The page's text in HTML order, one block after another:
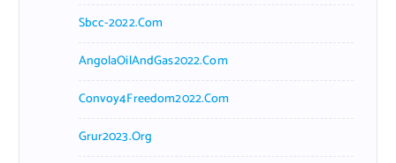
Sbcc-2022.com
AngolaOilAndGas2022.com
Convoy4Freedom2022.com
Grur2023.org